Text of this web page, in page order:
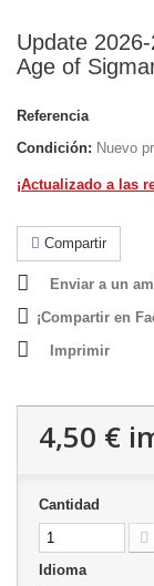
Update
Age of
Referencia
Condición: Nuevo
¡Actualizado a las
Compartir
Enviar a un
¡Compartir en
Imprimir
4,50 €
Cantidad
Idioma